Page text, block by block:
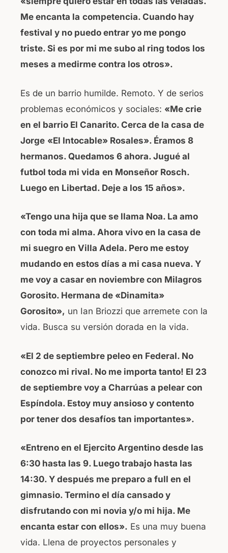
Me encanta la competencia. Cuando hay
festival y no puedo entrar yo me pongo
triste. Si es por mi me subo al ring todos los
meses a medirme contra los otros».
Es de un barrio humilde. Remoto. Y de serios
problemas económicos y sociales: «Me crie
en el barrio El Canarito. Cerca de la casa de
Jorge «El Intocable» Rosales». Éramos 8
hermanos. Quedamos 6 ahora. Jugué al
futbol toda mi vida en Monseñor Rosch.
Luego en Libertad. Deje a los 15 años».
«Tengo una hija que se llama Noa. La amo
con toda mi alma. Ahora vivo en la casa de
mi suegro en Villa Adela. Pero me estoy
mudando en estos días a mi casa nueva. Y
me voy a casar en noviembre con Milagros
Gorosito. Hermana de «Dinamita»
Gorosito», un Ian Briozzi que arremete con la
vida. Busca su versión dorada en la vida.
«El 2 de septiembre peleo en Federal. No
conozco mi rival. No me importa tanto! El 23
de septiembre voy a Charrúas a pelear con
Espíndola. Estoy muy ansioso y contento
por tener dos desafíos tan importantes».
«Entreno en el Ejercito Argentino desde las
6:30 hasta las 9. Luego trabajo hasta las
14:30. Y después me preparo a full en el
gimnasio. Termino el día cansado y
disfrutando con mi novia y/o mi hija. Me
encanta estar con ellos». Es una muy buena
vida. Llena de proyectos personales y